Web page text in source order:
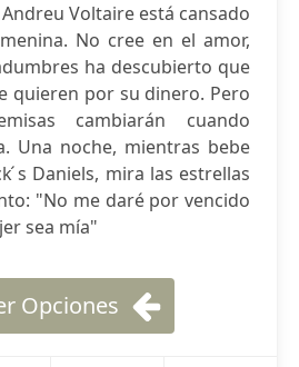
Voltaire está cansado
No cree en el amor,
ha descubierto que
quieren por su dinero. Pero
cambiarán cuando
Una noche, mientras bebe
́s Daniels, mira las estrellas
"No me daré por vencido
sea mía"
Opciones